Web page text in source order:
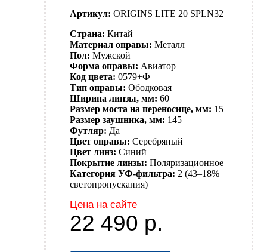
Артикул: ORIGINS LITE 20 SPLN32
Страна: Китай
Материал оправы: Металл
Пол: Мужской
Форма оправы: Авиатор
Код цвета: 0579+Ф
Тип оправы: Ободковая
Ширина линзы, мм: 60
Размер моста на переносице, мм: 15
Размер заушника, мм: 145
Футляр: Да
Цвет оправы: Серебряный
Цвет линз: Синий
Покрытие линзы: Поляризационное
Категория УФ-фильтра: 2 (43–18%
светопропускания)
Цена на сайте
22 490 р.